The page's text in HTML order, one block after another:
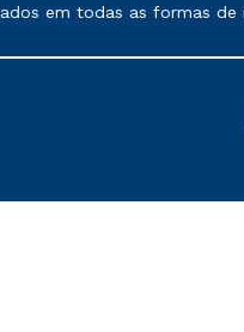
todas as formas de